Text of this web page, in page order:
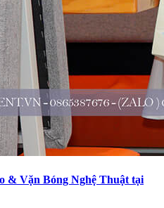
& Vặn Bóng Nghệ Thuật tại